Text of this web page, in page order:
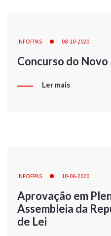
INFOFPAS 08-10-2020
Concurso do
Ler mais
INFOFPAS 10-06-2020
Aprovação em
Assembleia da
de Lei